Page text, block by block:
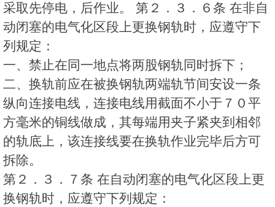
采取先停电，后作业。 第２．３．６条 在非自
动闭塞的电气化区段上更换钢轨时，应遵守下
列规定：
一、禁止在同一地点将两股钢轨同时拆下；
二、换轨前应在被换钢轨两端轨节间安设一条
纵向连接电线，连接电线用截面不小于７０平
方毫米的铜线做成，其每端用夹子紧夹到相邻
的轨底上，该连接线要在换轨作业完毕后方可
拆除。
第２．３．７条 在自动闭塞的电气化区段上更
换钢轨时，应遵守下列规定：